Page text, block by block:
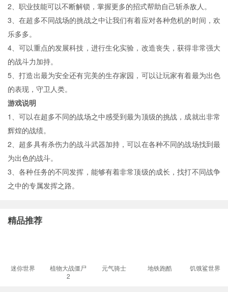
2、职业技能可以不断解锁，掌握更多的招式帮助自己斩杀敌人。
3、在超多不同战场的挑战之中让我们有着应对各种危机的时间，欢
乐多多。
4、可以重点的发展科技，进行生化实验，改造丧失，获得非常强大
的战斗力加持。
5、打造出最为安全还有完美的生存家园，可以让玩家有着最为出色
的表现，守卫人类。
游戏说明
1、可以在超多不同的战场之中感受到最为顶级的挑战，成就出非常
辉煌的战绩。
2、超多具有杀伤力的战斗武器加持，可以在各种不同的战场找到最
为出色的战斗。
3、各种任务的不同发挥，能够有着非常顶级的成长，找打不同战争
之中的专属发挥之路。
精品推荐
迷你世界
植物大战僵尸
2
元气骑士 地铁跑酷 饥饿鲨世界